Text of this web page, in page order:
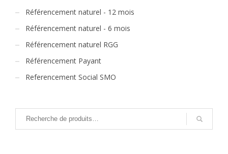
Référencement naturel - 12 mois
Référencement naturel - 6 mois
Référencement naturel RGG
Référencement Payant
Referencement Social SMO